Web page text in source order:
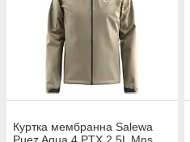
Куртка мембранна Salewa